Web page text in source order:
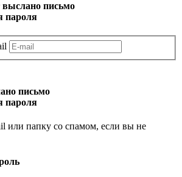
выслано письмо
пароля
письмо
пароля
или папку со спамом, если вы не